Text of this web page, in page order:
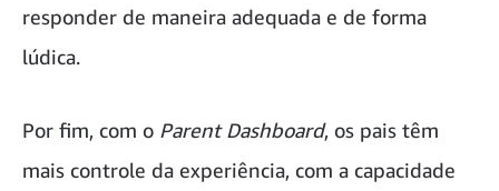
responder de maneira adequada e de forma
lúdica.
Por fim, com o Parent Dashboard, os pais têm
mais controle da experiência, com a capacidade